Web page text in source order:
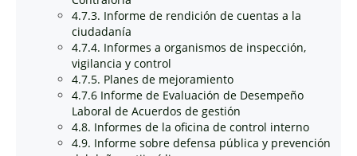
4.7.3. Informe de rendición de cuentas a la
ciudadanía
4.7.4. Informes a organismos de inspección,
vigilancia y control
4.7.5. Planes de mejoramiento
4.7.6 Informe de Evaluación de Desempeño
Laboral de Acuerdos de gestión
4.8. Informes de la oficina de control interno
4.9. Informe sobre defensa pública y prevención